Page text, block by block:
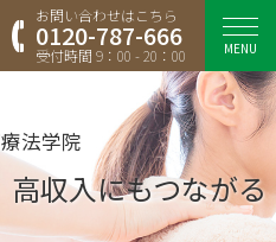
お問い合わせはこちら
0120-787-666
受付時間 9：00 - 20：00 MENU
法学院
収入にもつながる